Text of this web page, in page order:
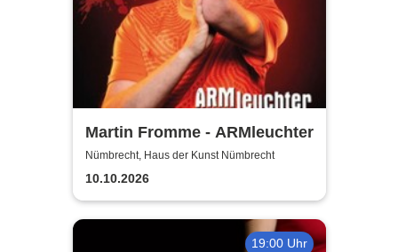
Martin Fromme - ARMleuchter
Nümbrecht, Haus der Kunst Nümbrecht
10.10.2026
19:00 Uhr